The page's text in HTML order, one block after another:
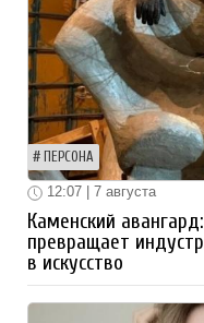
ПЕРСОНА
12:07 | 7 августа
Каменский
превращает
в искусство